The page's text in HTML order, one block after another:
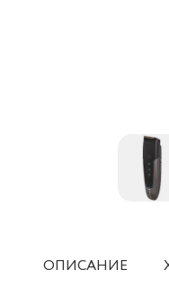
ОПИСАНИЕ